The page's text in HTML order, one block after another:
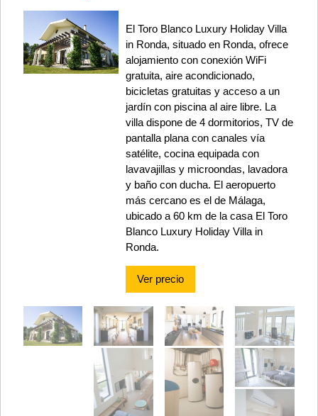
El Toro Blanco Luxury Holiday Villa
in Ronda, situado en Ronda, ofrece
alojamiento con conexión WiFi
gratuita, aire acondicionado,
bicicletas gratuitas y acceso a un
jardín con piscina al aire libre. La
villa dispone de 4 dormitorios, TV de
pantalla plana con canales vía
satélite, cocina equipada con
lavavajillas y microondas, lavadora
y baño con ducha. El aeropuerto
más cercano es el de Málaga,
ubicado a 60 km de la casa El Toro
Blanco Luxury Holiday Villa in
Ronda.
Ver precio